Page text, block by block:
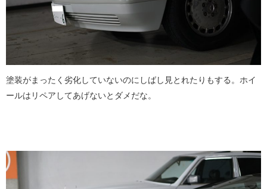
塗装がまったく劣化していないのにしばし見とれたりもする。ホイ
ールはリペアしてあげないとダメだな。